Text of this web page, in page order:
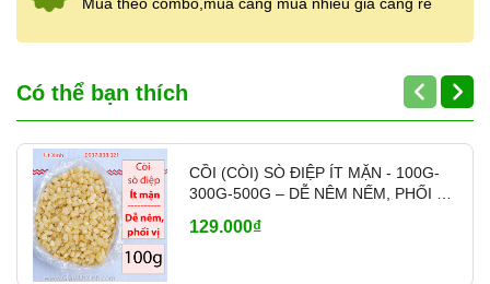
Có thể bạn thích
CỒI (CÒI) SÒ ĐIỆP ÍT MẶN - 100G-
300G-500G – DỄ NÊM NẾM, PHỐI VỊ
129.000₫